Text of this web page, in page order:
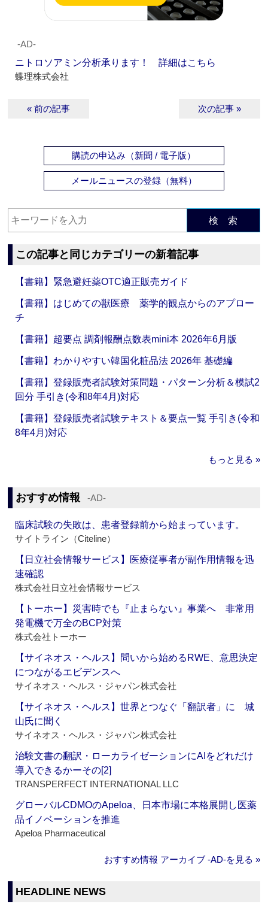
‐AD‐
ニトロソアミン分析承ります！ 詳細はこちら
蝶理株式会社
« 前の記事 次の記事 »
購読の申込み（新聞 / 電子版）
メールニュースの登録（無料）
検 索
この記事と同じカテゴリーの新着記事
【書籍】緊急避妊薬OTC適正販売ガイド
【書籍】はじめての獣医療 薬学的観点からのアプロー
チ
【書籍】超要点 調剤報酬点数表mini本 2026年6月版
【書籍】わかりやすい韓国化粧品法 2026年 基礎編
【書籍】登録販売者試験対策問題・パターン分析＆模試2
回分 手引き(令和8年4月)対応
【書籍】登録販売者試験テキスト＆要点一覧 手引き(令和
8年4月)対応
もっと見る »
おすすめ情報 ‐AD‐
臨床試験の失敗は、患者登録前から始まっています。
サイトライン（Citeline）
【日立社会情報サービス】医療従事者が副作用情報を迅
速確認
株式会社日立社会情報サービス
【トーホー】災害時でも『止まらない』事業へ 非常用
発電機で万全のBCP対策
株式会社トーホー
【サイネオス・ヘルス】問いから始めるRWE、意思決定
につながるエビデンスへ
サイネオス・ヘルス・ジャパン株式会社
【サイネオス・ヘルス】世界とつなぐ「翻訳者」に 城
山氏に聞く
サイネオス・ヘルス・ジャパン株式会社
治験文書の翻訳・ローカライゼーションにAIをどれだけ
導入できるかーその[2]
TRANSPERFECT INTERNATIONAL LLC
グローバルCDMOのApeloa、日本市場に本格展開し医薬
品イノベーションを推進
Apeloa Pharmaceutical
おすすめ情報 アーカイブ ‐AD‐を見る »
HEADLINE NEWS